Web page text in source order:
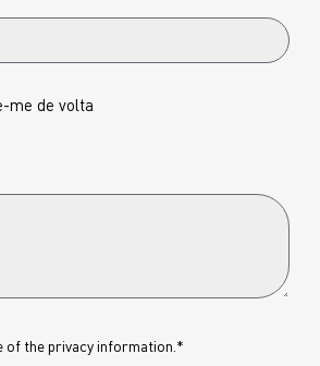
me de volta
of theprivacyinformation.*